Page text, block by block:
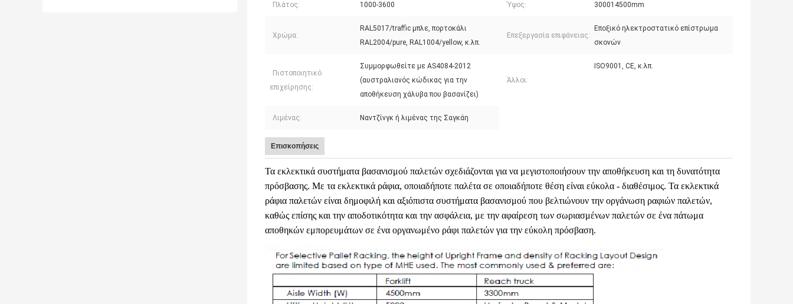
Πλάτος: 1000-3600 Ύψος: 300014500mm
Χρώμα:
RAL5017/traffic μπλε, πορτοκάλι
RAL2004/pure, RAL1004/yellow, κ.λπ.
Επεξεργασία επιφάνειας:
Εποξικό ηλεκτροστατικό επίστρωμα
σκονών
Πιστοποιητικό
επιχείρησης:
Συμμορφωθείτε με AS4084-2012
(αυστραλιανός κώδικας για την
αποθήκευση χάλυβα που βασανίζει)
Άλλοι:
ISO9001, CE, κ.λπ.
Λιμένας: Ναντζίνγκ ή λιμένας της Σαγκάη
Επισκοπήσεις
Τα εκλεκτικά συστήματα βασανισμού παλετών σχεδιάζονται για να μεγιστοποιήσουν την αποθήκευση και τη δυνατότητα
πρόσβασης. Με τα εκλεκτικά ράφια, οποιαδήποτε παλέτα σε οποιαδήποτε θέση είναι εύκολα - διαθέσιμος. Τα εκλεκτικά
ράφια παλετών είναι δημοφιλή και αξιόπιστα συστήματα βασανισμού που βελτιώνουν την οργάνωση ραφιών παλετών,
καθώς επίσης και την αποδοτικότητα και την ασφάλεια, με την αφαίρεση των σωριασμένων παλετών σε ένα πάτωμα
αποθηκών εμπορευμάτων σε ένα οργανωμένο ράφι παλετών για την εύκολη πρόσβαση.